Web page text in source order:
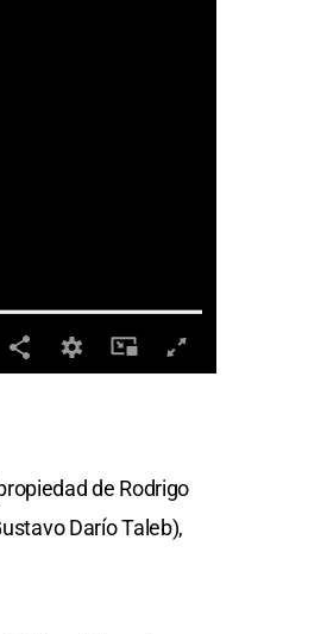
de Rodrigo
Darío Taleb),